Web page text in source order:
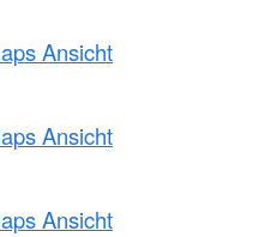
Ansicht
Ansicht
Ansicht